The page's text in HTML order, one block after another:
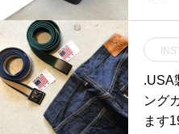
ショップ 11:00-
フェ モーニング 9:00-11:00(オー
ダー
ナー
プ
イリ
0Lの
ので
けま
.USA
ング
ます